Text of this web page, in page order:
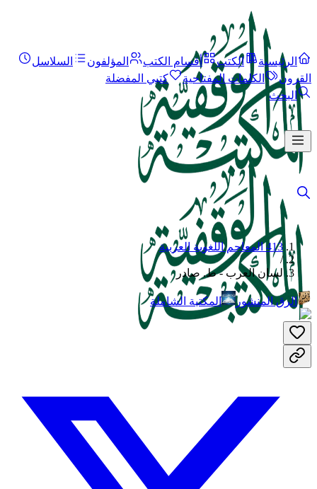
الرئيسية الكتب أقسام الكتب المؤلفون
السلاسل
القرون
الكلمات المفتاحية
كتبي المفضلة
البحث
413 المعاجم اللغوية العربية
/
لسان العرب - ط. صادر
الرق المنشور المكتبة الشاملة